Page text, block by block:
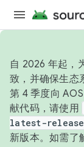
自 2026 年起，
致，并确保生态
第 4 季度向
献代码，请使用
latest-release
新版本。如需了